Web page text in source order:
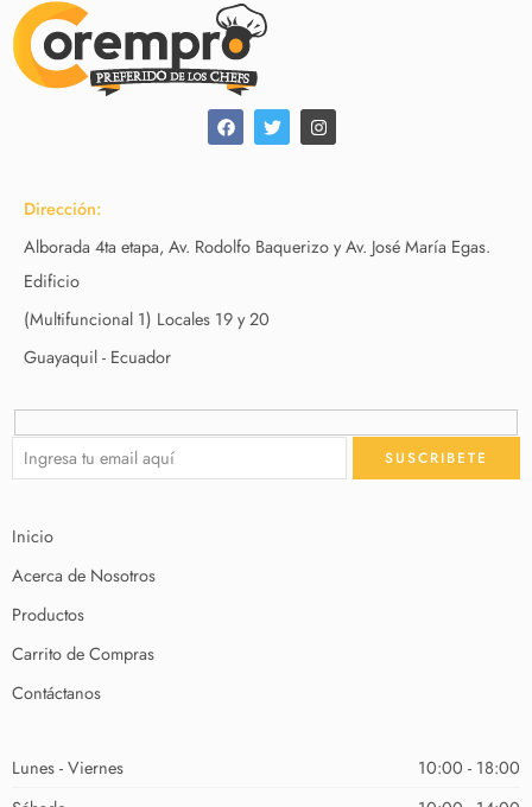
Dirección:
Alborada 4ta etapa, Av. Rodolfo Baquerizo y Av. José María Egas.
Edificio
(Multifuncional 1) Locales 19 y 20
Guayaquil - Ecuador
Inicio
Acerca de Nosotros
Productos
Carrito de Compras
Contáctanos
Lunes - Viernes
10:00 - 18:00